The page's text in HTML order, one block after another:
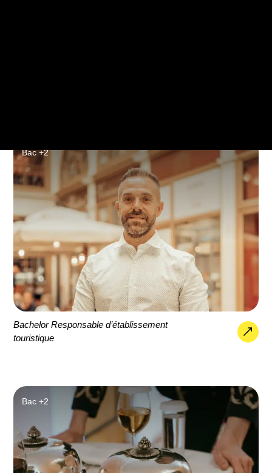
Bac +2
Bachelor Responsable d’établissement
touristique
Bac +2